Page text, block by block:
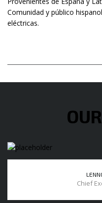
Comunidad y público
eléctricas.
Chief